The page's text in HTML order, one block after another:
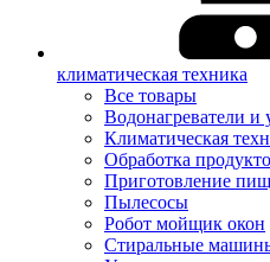
климатическая техника
Все товары
Водонагреватели и
Климатическая
Обработка
Приготовление
Пылесосы
Робот мойщик окон
Стиральные